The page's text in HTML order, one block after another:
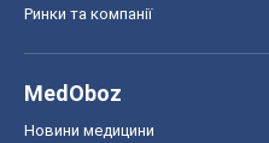
Ринки та компанії
MedOboz
Новини медицини